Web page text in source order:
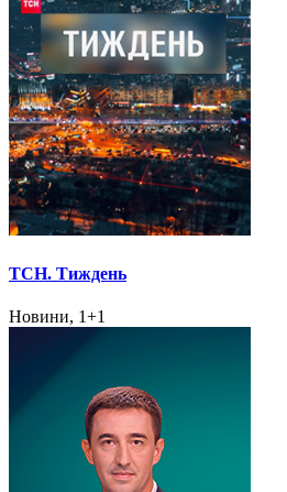
ТСН. Тиждень
Новини, 1+1